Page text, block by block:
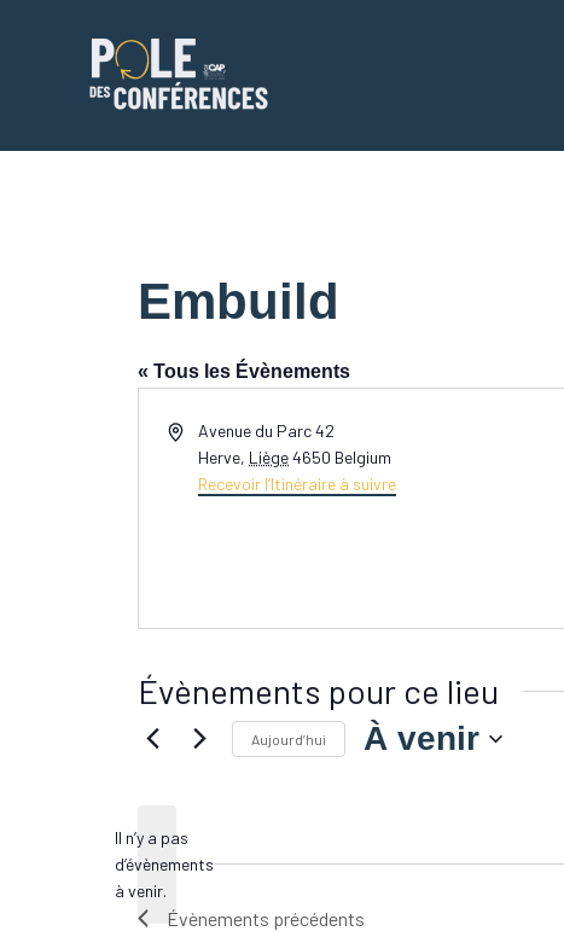
Embuild
« Tous les Évènements
AdresseAvenue du Parc 42
Herve, Liège4650 Belgium
Recevoir l’Itinéraire à suivre
Évènements pour ce lieu
Notice
Il n’y a pas
d’évènements
à venir.
Aujourd’hui À venir
Évènements précédents